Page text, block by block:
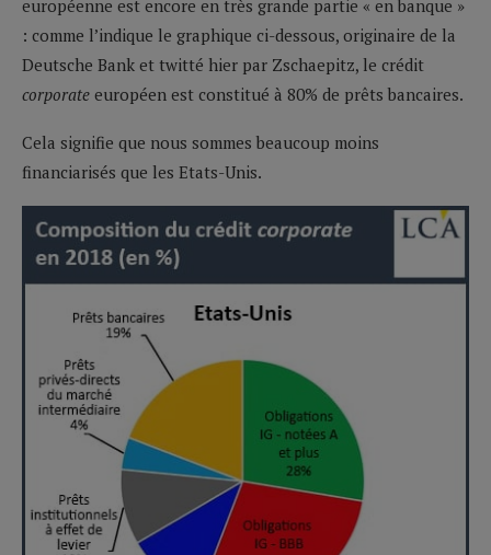
européenne est encore en très grande partie « en banque »
: comme l’indique le graphique ci-dessous, originaire de la
Deutsche Bank et twitté hier par Zschaepitz, le crédit
corporate européen est constitué à 80% de prêts bancaires.
Cela signifie que nous sommes beaucoup moins
financiarisés que les Etats-Unis.